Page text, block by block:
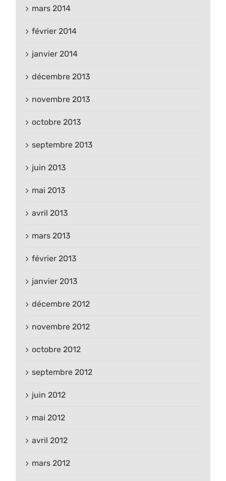
mars 2014
février 2014
janvier 2014
décembre 2013
novembre 2013
octobre 2013
septembre 2013
juin 2013
mai 2013
avril 2013
mars 2013
février 2013
janvier 2013
décembre 2012
novembre 2012
octobre 2012
septembre 2012
juin 2012
mai 2012
avril 2012
mars 2012